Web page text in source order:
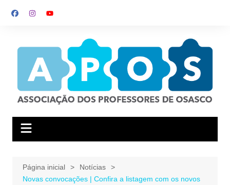
para
Página inicial
Notícias
Novas convocações | Confira a listagem com os novos